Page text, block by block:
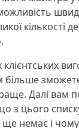
кількості
Далі вам
з цього
немає і